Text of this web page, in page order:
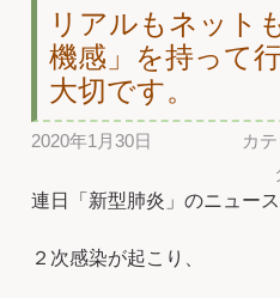
リアルもネット
機感」を持って
大切です。
2020年1月30日 カ
連日「新型肺炎」のニュー
２次感染が起こり、